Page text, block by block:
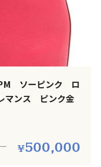
ソーピンク ロ
マンス ピンク金
500,000